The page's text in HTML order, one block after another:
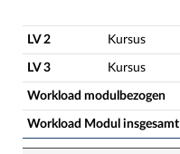
LV 2 Kursus
LV 3 Kursus
Workload modulbezogen
Workload Modul insgesamt